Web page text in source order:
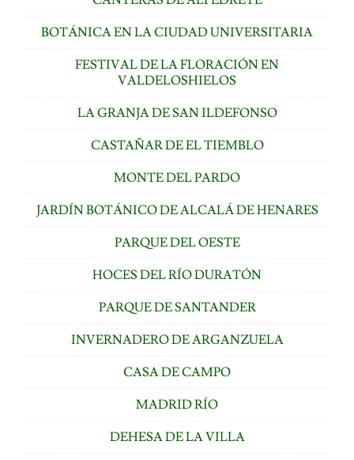
BOTÁNICA EN LA CIUDAD UNIVERSITARIA
FESTIVAL DE LA FLORACIÓN EN
VALDELOSHIELOS
LA GRANJA DE SAN ILDEFONSO
CASTAÑAR DE EL TIEMBLO
MONTE DEL PARDO
JARDÍN BOTÁNICO DE ALCALÁ DE HENARES
PARQUE DEL OESTE
HOCES DEL RÍO DURATÓN
PARQUE DE SANTANDER
INVERNADERO DE ARGANZUELA
CASA DE CAMPO
MADRID RÍO
DEHESA DE LA VILLA